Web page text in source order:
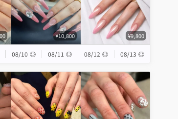
¥10,800 ¥9,800
08/10 ◎ 08/11 ◎ 08/12 ◎ 08/13 ◎